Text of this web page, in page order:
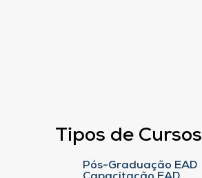
Tipos de Cursos
Pós-Graduação EAD